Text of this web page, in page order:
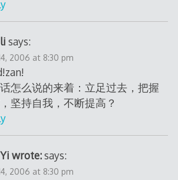
li says:
2006 at 8:30 pm
怎么说的来着：立足过去，把握
坚持自我，不断提高？
Yi wrote: says:
2006 at 8:30 pm